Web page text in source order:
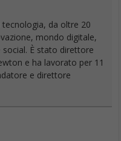
da oltre 20
mondo digitale,
È stato direttore
e ha lavorato per 11
e direttore